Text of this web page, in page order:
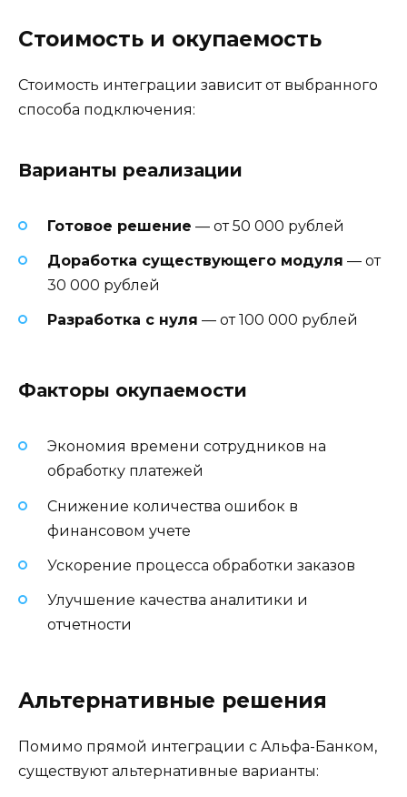
Стоимость и окупаемость
Стоимость интеграции зависит от выбранного
способа подключения:
Варианты реализации
Готовое решение — от 50 000 рублей
Доработка существующего модуля — от
30 000 рублей
Разработка с нуля — от 100 000 рублей
Факторы окупаемости
Экономия времени сотрудников на
обработку платежей
Снижение количества ошибок в
финансовом учете
Ускорение процесса обработки заказов
Улучшение качества аналитики и
отчетности
Альтернативные решения
Помимо прямой интеграции с Альфа-Банком,
существуют альтернативные варианты: